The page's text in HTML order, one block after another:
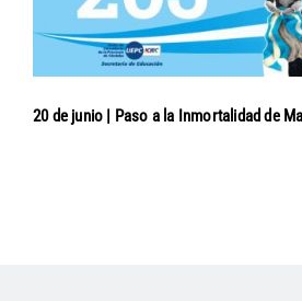
20 de junio | Paso a la Inmortalidad de